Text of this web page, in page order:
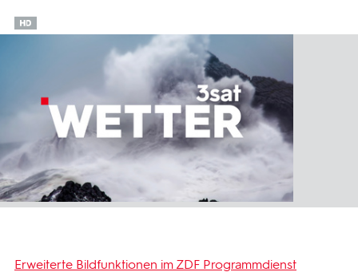
Erweiterte Bildfunktionen im ZDF Programmdienst